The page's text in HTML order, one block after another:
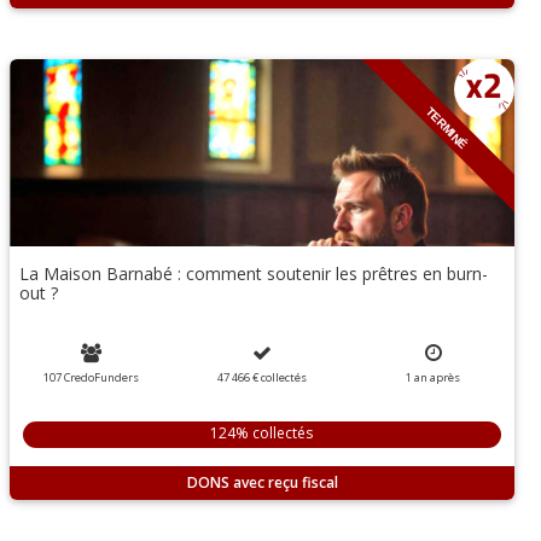
TERMINÉ
La Maison Barnabé : comment soutenir les prêtres en burn-
out ?
107 CredoFunders 47 466 €collectés 1 an après
124% collectés
DONS